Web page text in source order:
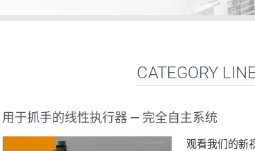
CATEGORY
用于抓手的线性执行器 — 完全自主系统
观看我们的新